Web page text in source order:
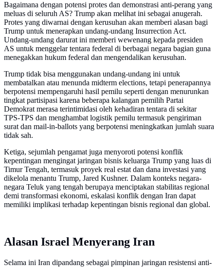
Bagaimana dengan potensi protes dan demonstrasi anti-perang yang
meluas di seluruh AS? Trump akan melihat ini sebagai anugerah.
Protes yang diwarnai dengan kerusuhan akan memberi alasan bagi
Trump untuk menerapkan undang-undang Insurrection Act.
Undang-undang darurat ini memberi wewenang kepada presiden
AS untuk menggelar tentara federal di berbagai negara bagian guna
menegakkan hukum federal dan mengendalikan kerusuhan.
Trump tidak bisa menggunakan undang-undang ini untuk
membatalkan atau menunda midterm elections, tetapi penerapannya
berpotensi mempengaruhi hasil pemilu seperti dengan menurunkan
tingkat partisipasi karena beberapa kalangan pemilih Partai
Demokrat merasa terintimidasi oleh kehadiran tentara di sekitar
TPS-TPS dan menghambat logistik pemilu termasuk pengiriman
surat dan mail-in-ballots yang berpotensi meningkatkan jumlah suara
tidak sah.
Ketiga, sejumlah pengamat juga menyoroti potensi konflik
kepentingan mengingat jaringan bisnis keluarga Trump yang luas di
Timur Tengah, termasuk proyek real estat dan dana investasi yang
dikelola menantu Trump, Jared Kushner. Dalam konteks negara-
negara Teluk yang tengah berupaya menciptakan stabilitas regional
demi transformasi ekonomi, eskalasi konflik dengan Iran dapat
memiliki implikasi terhadap kepentingan bisnis regional dan global.
Alasan Israel Menyerang Iran
Selama ini Iran dipandang sebagai pimpinan jaringan resistensi anti-